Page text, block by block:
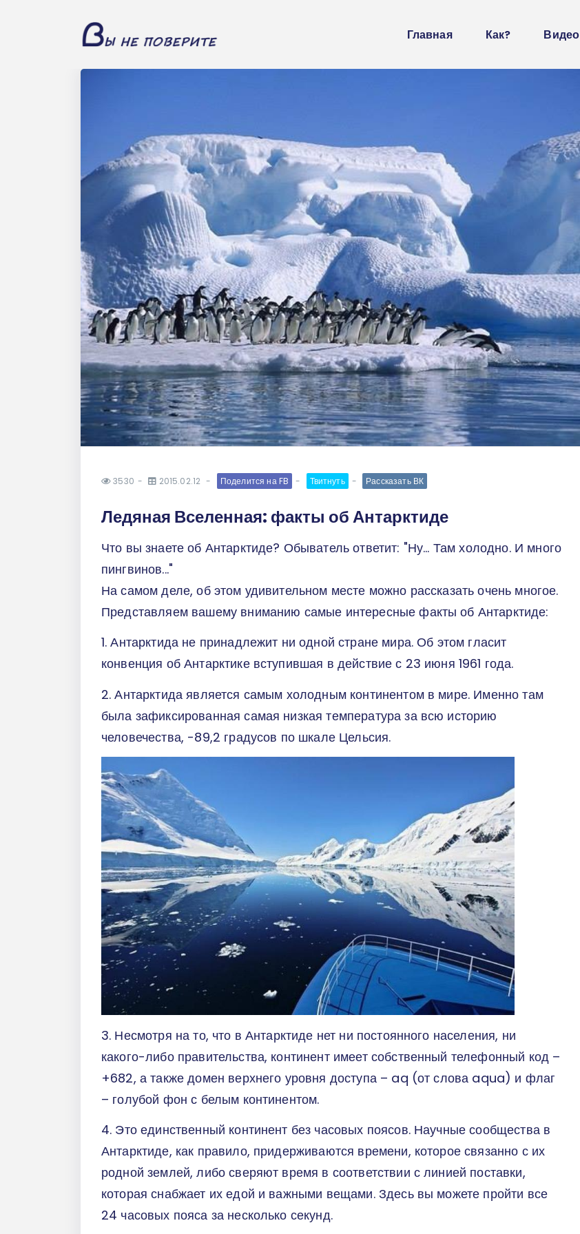
Главная Как? Видео
3530 2015.02.12 Поделится на FB Твитнуть Рассказать ВК
Ледяная Вселенная: факты об Антарктиде
Что вы знаете об Антарктиде? Обыватель ответит: "Ну... Там холодно. И много
пингвинов..."
На самом деле, об этом удивительном месте можно рассказать очень многое.
Представляем вашему вниманию самые интересные факты об Антарктиде:
1. Антарктида не принадлежит ни одной стране мира. Об этом гласит
конвенция об Антарктике вступившая в действие с 23 июня 1961 года.
2. Антарктида является самым холодным континентом в мире. Именно там
была зафиксированная самая низкая температура за всю историю
человечества, -89,2 градусов по шкале Цельсия.
3. Несмотря на то, что в Антарктиде нет ни постоянного населения, ни
какого-либо правительства, континент имеет собственный телефонный код –
+682, а также домен верхнего уровня доступа – aq (от слова aqua) и флаг
– голубой фон с белым континентом.
4. Это единственный континент без часовых поясов. Научные сообщества в
Антарктиде, как правило, придерживаются времени, которое связанно с их
родной землей, либо сверяют время в соответствии с линией поставки,
которая снабжает их едой и важными вещами. Здесь вы можете пройти все
24 часовых пояса за несколько секунд.